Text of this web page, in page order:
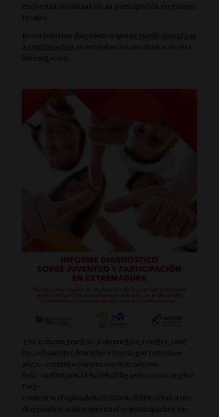
encuestas anónimas y/o su participación en grupos
focales.
En un informe diagnóstico que se puede descargar
a continuación , se recopilan los resultados de esta
investigación.
[/vc_column_text][/vc_column][/vc_row][vc_row]
[vc_column][vc_btn title=»Descargar Informe»
align=»center» custom_onclick=»true»
link=»url:https%3A%2F%2Fligaeducacion.org%2
Fwp-
content%2Fuploads%2F2024%2F01%2FInforme-
diagnostico-sobre-juventud-y-participacion-en-